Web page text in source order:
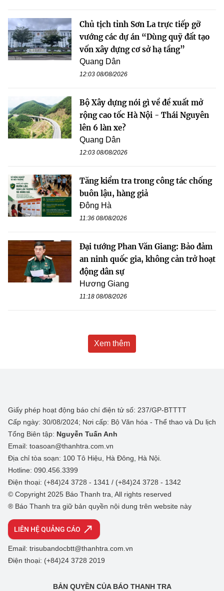
Chủ tịch tỉnh Sơn La trực tiếp gỡ
vướng các dự án “Dùng quỹ đất tạo
vốn xây dựng cơ sở hạ tầng”
Quang Dân
12:03 08/08/2026
Bộ Xây dựng nói gì về đề xuất mở
rộng cao tốc Hà Nội - Thái Nguyên
lên 6 làn xe?
Quang Dân
12:03 08/08/2026
Tăng kiểm tra trong công tác chống
buôn lậu, hàng giả
Đông Hà
11:36 08/08/2026
Đại tướng Phan Văn Giang: Bảo đảm
an ninh quốc gia, không cản trở hoạt
động dân sự
Hương Giang
11:18 08/08/2026
Xem thêm
Giấy phép hoạt động báo chí điện tử số: 237/GP-BTTTT
Cấp ngày: 30/08/2024; Nơi cấp: Bộ Văn hóa - Thể thao và Du lịch
Tổng Biên tập: Nguyễn Tuấn Anh
Email: toasoan@thanhtra.com.vn
Địa chỉ tòa soạn: 100 Tô Hiệu, Hà Đông, Hà Nội.
Hotline: 090.456.3399
Điện thoại: (+84)24 3728 - 1341 / (+84)24 3728 - 1342
© Copyright 2025 Báo Thanh tra, All rights reserved
® Báo Thanh tra giữ bản quyền nội dung trên website này
LIÊN HỆ QUẢNG CÁO
Email: trisubandocbtt@thanhtra.com.vn
Điện thoại: (+84)24 3728 2019
BẢN QUYỀN CỦA BÁO THANH TRA